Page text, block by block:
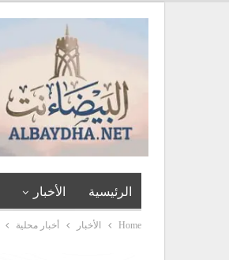
الرئيسية الأخبار
Home الأخبار أخبار محلية